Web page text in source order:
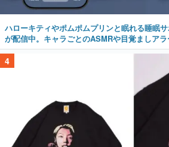
ハローキティやポムポムプリンと眠れる睡眠
が配信中。キャラごとのASMRや目覚ましア
4